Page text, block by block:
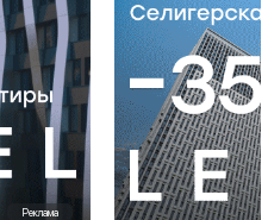
Реклама